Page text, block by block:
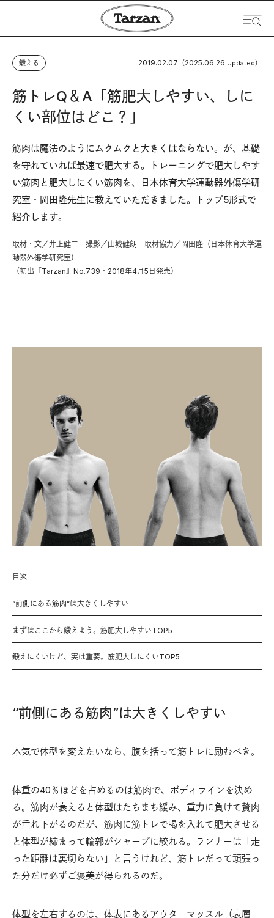
鍛える 2019.02.07 （2025.06.26 Updated）
筋トレQ＆A「筋肥大しやすい、しに
くい部位はどこ？」
筋肉は魔法のようにムクムクと大きくはならない。が、基礎
を守れていれば最速で肥大する。トレーニングで肥大しやす
い筋肉と肥大しにくい筋肉を、日本体育大学運動器外傷学研
究室・岡田隆先生に教えていただきました。トップ5形式で
紹介します。
取材・文／井上健二 撮影／山城健朗 取材協力／岡田隆（日本体育大学運
動器外傷学研究室）
（初出『Tarzan』No.739・2018年4月5日発売）
目次
“前側にある筋肉”は大きくしやすい
まずはここから鍛えよう。筋肥大しやすいTOP5
鍛えにくいけど、実は重要。筋肥大しにくいTOP5
“前側にある筋肉”は大きくしやすい
本気で体型を変えたいなら、腹を括って筋トレに励むべき。
体重の40％ほどを占めるのは筋肉で、ボディラインを決め
る。筋肉が衰えると体型はたちまち緩み、重力に負けて贅肉
が垂れ下がるのだが、筋肉に筋トレで喝を入れて肥大させる
と体型が締まって輪郭がシャープに絞れる。ランナーは「走
った距離は裏切らない」と言うけれど、筋トレだって頑張っ
た分だけ必ずご褒美が得られるのだ。
体型を左右するのは、体表にあるアウターマッスル（表層